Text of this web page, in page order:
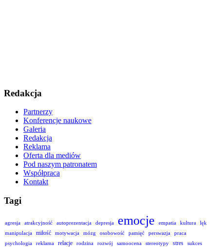
Redakcja
Partnerzy
Konferencje naukowe
Galeria
Redakcja
Reklama
Oferta dla mediów
Pod naszym patronatem
Współpraca
Kontakt
Tagi
agresja atrakcyjność autoprezentacja depresja emocje empatia kultura
lęk
manipulacja
miłość motywacja mózg osobowość pamięć perswazja
praca
psychologia
reklama relacje rodzina rozwój samoocena stereotypy stres sukces